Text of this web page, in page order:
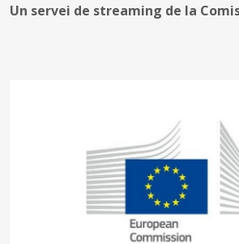
Un servei de streaming de la